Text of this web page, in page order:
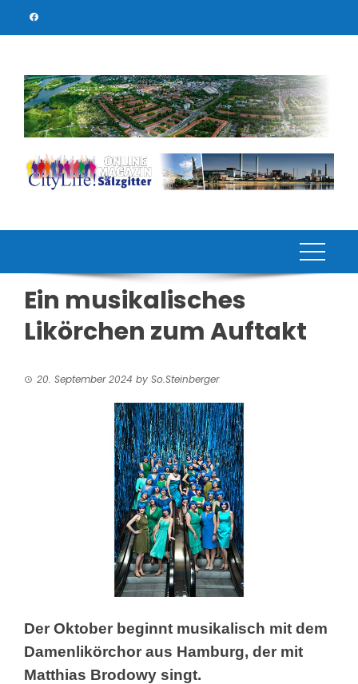
Ein musikalisches
Likörchen zum Auftakt
20. September 2024 by So.Steinberger
Der Oktober beginnt musikalisch mit dem
Damenlikörchor aus Hamburg, der mit
Matthias Brodowy singt.